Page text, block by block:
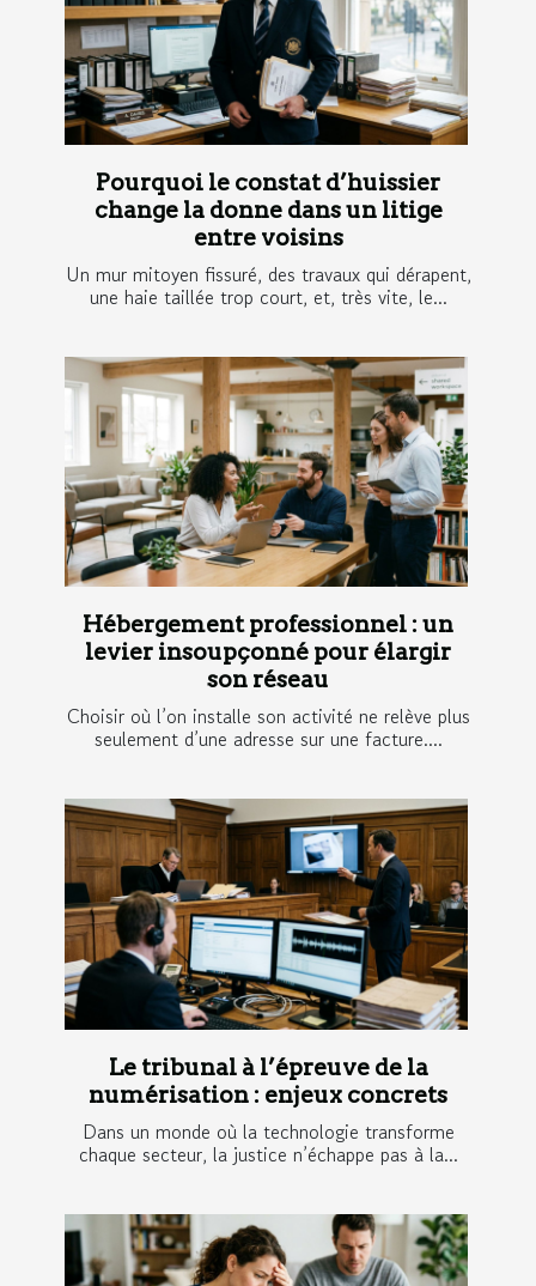
Pourquoi le constat d’huissier
change la donne dans un litige
entre voisins
Un mur mitoyen fissuré, des travaux qui dérapent,
une haie taillée trop court, et, très vite, le...
Hébergement professionnel : un
levier insoupçonné pour élargir
son réseau
Choisir où l’on installe son activité ne relève plus
seulement d’une adresse sur une facture....
Le tribunal à l’épreuve de la
numérisation : enjeux concrets
Dans un monde où la technologie transforme
chaque secteur, la justice n’échappe pas à la...